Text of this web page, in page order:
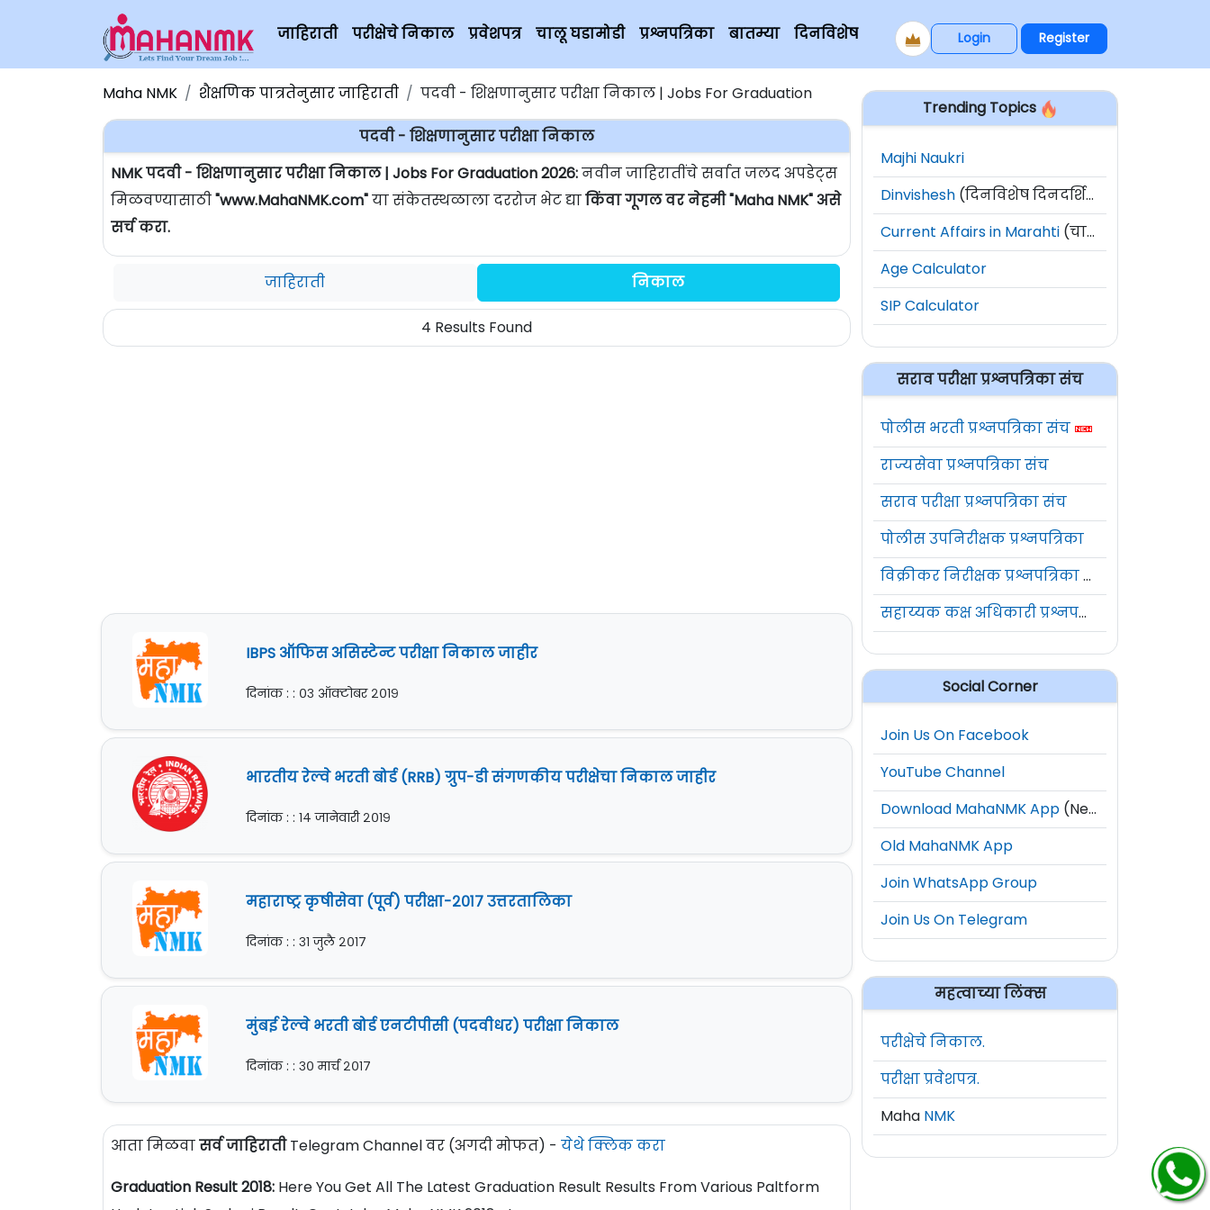
जाहिराती परीक्षेचे निकाल प्रवेशपत्र चालू घडामोडी प्रश्नपत्रिका बातम्या दिनविशेष Login Register
Maha NMK शैक्षणिक पात्रतेनुसार जाहिराती पदवी - शिक्षणानुसार परीक्षा निकाल | Jobs For Graduation
पदवी - शिक्षणानुसार परीक्षा निकाल
NMK पदवी - शिक्षणानुसार परीक्षा निकाल | Jobs For Graduation 2026:नवीन जाहिरातींचे सर्वात जलद अपडेट्स
मिळवण्यासाठी"www.MahaNMK.com"या संकेतस्थळाला दररोज भेट द्याकिंवा गूगल वर नेहमी "Maha NMK" असे
सर्च करा.
जाहिराती निकाल
4 Results Found
IBPS ऑफिस असिस्टेन्ट परीक्षा निकाल जाहीर
दिनांक : : ०३ ऑक्टोबर २०१९
भारतीय रेल्वे भरती बोर्ड (RRB) ग्रुप-डी संगणकीय परीक्षेचा निकाल जाहीर
दिनांक : : १४ जानेवारी २०१९
महाराष्ट्र कृषीसेवा (पूर्व) परीक्षा-२०१७ उत्तरतालिका
दिनांक : : ३१ जुलै २०१७
मुंबई रेल्वे भरती बोर्ड एनटीपीसी (पदवीधर) परीक्षा निकाल
दिनांक : : ३० मार्च २०१७
आता मिळवासर्व जाहिरातीTelegram Channel वर (अगदी मोफत) - येथे क्लिक करा
Graduation Result 2018: Here You Get All The Latest Graduation Result Results From Various Paltform
Trending Topics
Majhi Naukri
Dinvishesh (दिनविशेष दिनदर्शिका)
Current Affairs in Marahti (चालू घडामोडी)
Age Calculator
SIP Calculator
सराव परीक्षा प्रश्नपत्रिका संच
पोलीस भरती प्रश्नपत्रिका संच
राज्यसेवा प्रश्नपत्रिका संच
सराव परीक्षा प्रश्नपत्रिका संच
पोलीस उपनिरीक्षक प्रश्नपत्रिका
विक्रीकर निरीक्षक प्रश्नपत्रिका संच
सहाय्यक कक्ष अधिकारी प्रश्नपत्रिका संच
Social Corner
Join Us On Facebook
YouTube Channel
Download MahaNMK App (New)
Old MahaNMK App
Join WhatsApp Group
Join Us On Telegram
महत्वाच्या लिंक्स
परीक्षेचे निकाल.
परीक्षा प्रवेशपत्र.
Maha NMK